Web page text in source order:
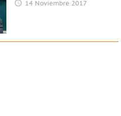
14 Noviembre 2017